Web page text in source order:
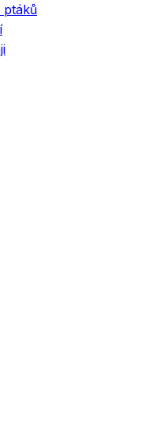
ptáků